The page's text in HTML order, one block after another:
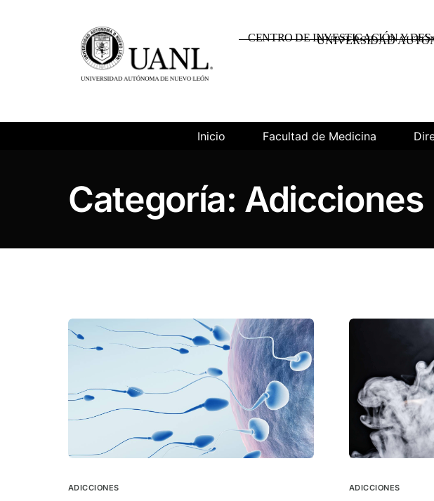
UNIVERSIDAD
CENTRO DE INVESTIGACIÓN Y
Inicio Facultad de Medicina
Categoría: Adicciones
ADICCIONES ADICCIONES